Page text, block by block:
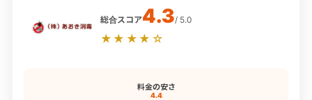
総合スコア4.3/ 5.0
★★★★☆
料金の安さ
4.4